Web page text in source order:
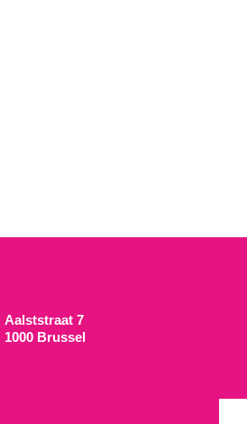
Aalststraat 7
1000 Brussel